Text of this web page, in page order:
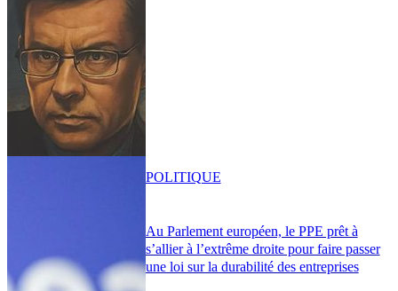
Au Parlement européen, le PPE prêt à
s’allier à l’extrême droite pour faire passer
une loi sur la durabilité des entreprises
POLITIQUE